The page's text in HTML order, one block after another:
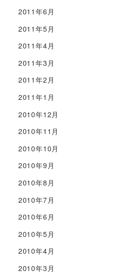
2011年6月
2011年5月
2011年4月
2011年3月
2011年2月
2011年1月
2010年12月
2010年11月
2010年10月
2010年9月
2010年8月
2010年7月
2010年6月
2010年5月
2010年4月
2010年3月